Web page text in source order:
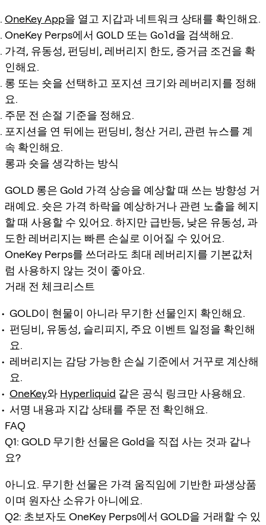
OneKey App을 열고 지갑과 네트워크 상태를 확인해요.
OneKey Perps에서 GOLD 또는 Gold을 검색해요.
가격, 유동성, 펀딩비, 레버리지 한도, 증거금 조건을 확
인해요.
롱 또는 숏을 선택하고 포지션 크기와 레버리지를 정해
요.
주문 전 손절 기준을 정해요.
포지션을 연 뒤에는 펀딩비, 청산 거리, 관련 뉴스를 계
속 확인해요.
롱과 숏을 생각하는 방식
GOLD 롱은 Gold 가격 상승을 예상할 때 쓰는 방향성 거
래예요. 숏은 가격 하락을 예상하거나 관련 노출을 헤지
할 때 사용할 수 있어요. 하지만 급반등, 낮은 유동성, 과
도한 레버리지는 빠른 손실로 이어질 수 있어요.
OneKey Perps를 쓰더라도 최대 레버리지를 기본값처
럼 사용하지 않는 것이 좋아요.
거래 전 체크리스트
GOLD이 현물이 아니라 무기한 선물인지 확인해요.
펀딩비, 유동성, 슬리피지, 주요 이벤트 일정을 확인해
요.
레버리지는 감당 가능한 손실 기준에서 거꾸로 계산해
요.
OneKey와 Hyperliquid 같은 공식 링크만 사용해요.
서명 내용과 지갑 상태를 주문 전 확인해요.
FAQ
Q1: GOLD 무기한 선물은 Gold을 직접 사는 것과 같나
요?
아니요. 무기한 선물은 가격 움직임에 기반한 파생상품
이며 원자산 소유가 아니에요.
Q2: 초보자도 OneKey Perps에서 GOLD을 거래할 수 있